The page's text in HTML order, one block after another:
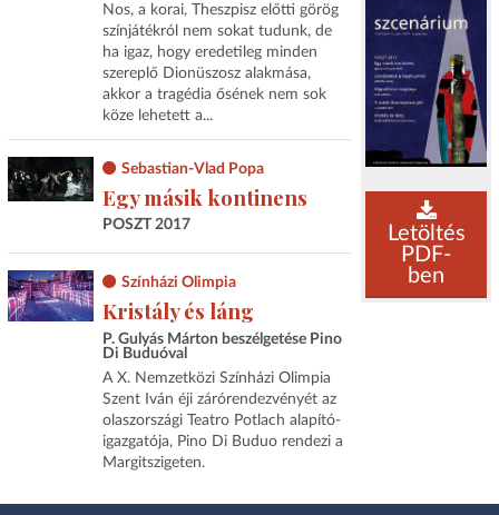
Letöltés
PDF-
ben
Nos, a korai, Theszpisz előtti görög
színjátékról nem sokat tudunk, de
ha igaz, hogy eredetileg minden
szereplő Dionüszosz alakmása,
akkor a tragédia ősének nem sok
köze lehetett a...
Sebastian-Vlad Popa
Egy másik kontinens
POSZT 2017
Színházi Olimpia
Kristály és láng
P. Gulyás Márton beszélgetése Pino
Di Buduóval
A X. Nemzetközi Színházi Olimpia
Szent Iván éji zárórendezvényét az
olaszországi Teatro Potlach alapító-
igazgatója, Pino Di Buduo rendezi a
Margitszigeten.